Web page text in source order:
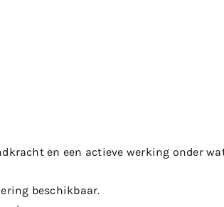
en een actieve werking onder
beschikbaar.